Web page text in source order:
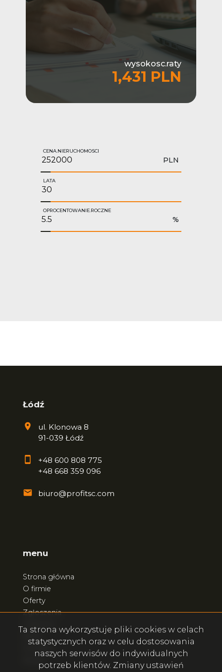
wysokosc.raty
1,431 PLN
CENA.NIERUCHOMOSCI
PLN
LATA
OPROCENTOWANIE.ROCZNE
%
Łódź
ul. Klonowa 8
91-039 Łódź
+48 600 808 775
+48 668 359 096
biuro@profitsc.com
menu
Strona główna
O firmie
Oferty
Zgłoszenia
Kontakt
Ta strona wykorzystuje pliki cookies w celach
statystycznych oraz w celu dostosowania
naszych serwisów do indywidualnych
potrzeb klientów. Zmiany ustawień